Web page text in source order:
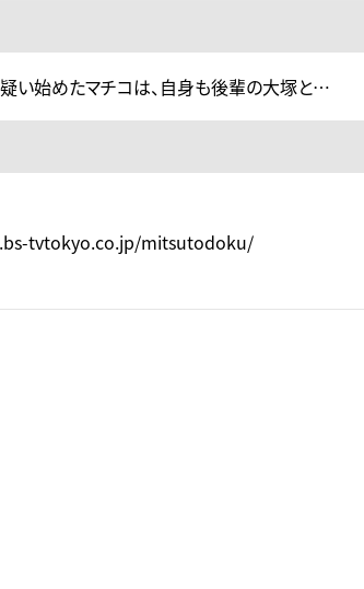
い始めたマチコは、自身も後輩の大塚と…
tvtokyo.co.jp/mitsutodoku/